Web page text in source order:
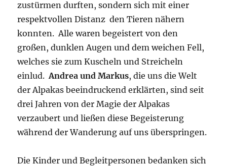
zustürmen durften, sondern sich mit einer
respektvollen Distanz den Tieren nähern
konnten. Alle waren begeistert von den
großen, dunklen Augen und dem weichen Fell,
welches sie zum Kuscheln und Streicheln
einlud.Andrea und Markus, die uns die Welt
der Alpakas beeindruckend erklärten, sind seit
drei Jahren von der Magie der Alpakas
verzaubert und ließen diese Begeisterung
während der Wanderung auf uns überspringen.
Die Kinder und Begleitpersonen bedanken sich